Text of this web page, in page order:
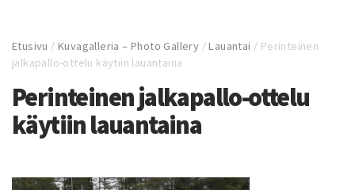
Etusivu /Kuvagalleria – Photo Gallery /Lauantai / Perinteinen
jalkapallo-ottelu käytiin lauantaina
Perinteinen jalkapallo-ottelu
käytiin lauantaina